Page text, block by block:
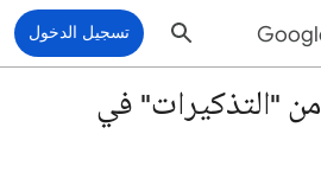
تسجيل الدخول
"التذكيرات" في